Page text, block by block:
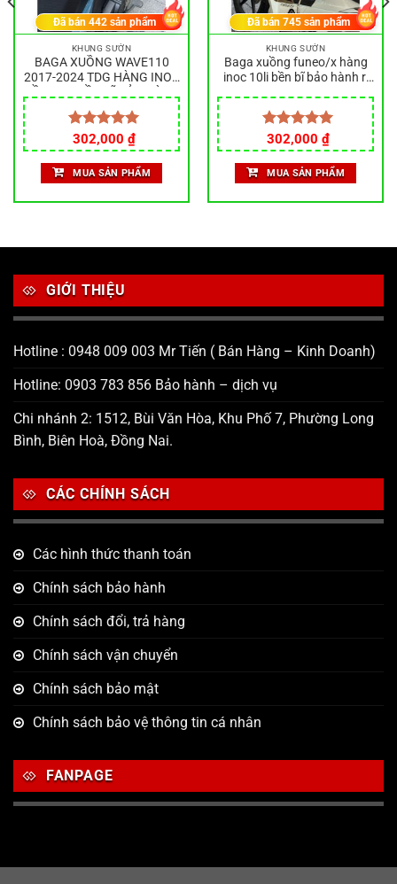
KHUNG SƯỜN
BAGA XUỒNG WAVE110
2017-2024 TDG HÀNG INOX
RỈ SÉT
Được xếp
hạng5.00
5 sao
302,000 ₫
Đã bán442 sản phẩm
MUA SẢN PHẨM
KHUNG SƯỜN
Baga xuồng funeo/x hàng
inoc 10li bền bĩ bảo hành rỉ
Được xếp
hạng5.00
5 sao
302,000 ₫
Đã bán745 sản phẩm
MUA SẢN PHẨM
GIỚI THIỆU
Hotline : 0948 009 003 Mr Tiến ( Bán Hàng – Kinh Doanh)
Hotline: 0903 783 856 Bảo hành – dịch vụ
Chi nhánh 2: 1512, Bùi Văn Hòa, Khu Phố 7, Phường Long
Bình, Biên Hoà, Đồng Nai.
CÁC CHÍNH SÁCH
Các hình thức thanh toán
Chính sách bảo hành
Chính sách đổi, trả hàng
Chính sách vận chuyển
Chính sách bảo mật
Chính sách bảo vệ thông tin cá nhân
FANPAGE